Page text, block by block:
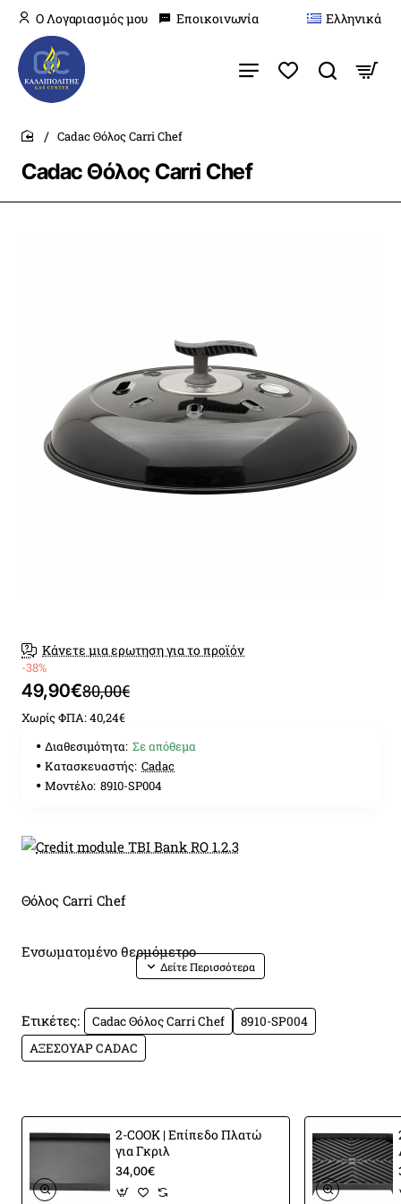
O Λογαριασμός μου Εποικοινωνία Ελληνικά
Cadac Θόλος Carri Chef
home
Cadac Θόλος Carri Chef
Κάνετε μια ερωτηση για το προϊόν
-38%
49,90€80,00€
Χωρίς ΦΠΑ: 40,24€
Διαθεσιμότητα: Σε απόθεμα
Κατασκευαστής: Cadac
Μοντέλο: 8910-SP004
Θόλος Carri Chef
Ενσωματομένο θερμόμετρο
πλευρά του μπάρμπεκιου
Μέγεθος: ø 47cm
Αυτός ο θόλος είναι ένα αξεσουάρ για τη σειρά BBQ
αερίου CADAC Carri Chef.
Λειτουργεί ως μπλοκ από τον
Ετικέτες: Cadac Θόλος Carri Chef
8910-SP004
ΑΞΕΣΟΥΑΡ CADAC
2-COOK | Επίπεδο Πλατώ
για Γκριλ
34,00€